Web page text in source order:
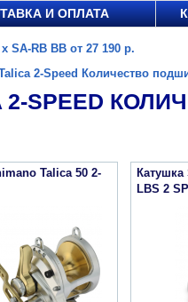
И ОПЛАТА
SA-RB BB от 27 190 р.
2-Speed Количество
2-SPEED
Talica 50 2-
Катушка
LBS 2